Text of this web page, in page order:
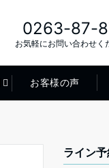
0263-87-
お気軽にお問い合わせく
お客様の声
ライン